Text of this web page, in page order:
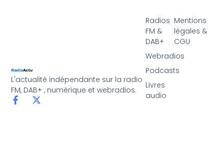
L'actualité indépendante sur la radio
FM, DAB+ , numérique et webradios.
Radios
FM &
DAB+
Webradios
Podcasts
Livres
audio
Mentions
légales &
CGU